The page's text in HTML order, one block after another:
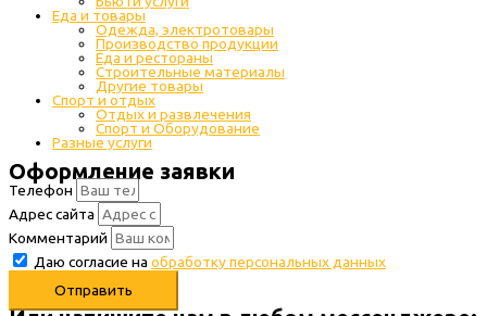
Еда и товары
Одежда, электротовары
Производство продукции
Еда и рестораны
Строительные материалы
Другие товары
Спорт и отдых
Отдых и развлечения
Спорт и Оборудование
Разные услуги
Оформление заявки
Телефон
Адрес сайта
Комментарий
Даю согласие на обработку персональных данных
Отправить